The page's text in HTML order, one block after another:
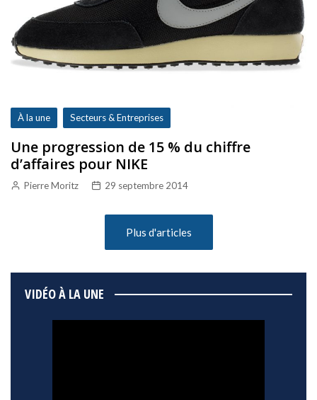
À la une Secteurs & Entreprises
Une progression de 15 % du chiffre
d’affaires pour NIKE
Pierre Moritz 29 septembre 2014
Plus d'articles
VIDÉO À LA UNE